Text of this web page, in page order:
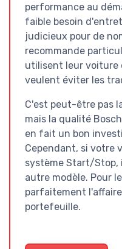
performance au
faible besoin
judicieux pour de
recommande
utilisent leur voiture
veulent éviter les
C'est peut-être pas
mais la qualité
en fait un bon
Cependant, si votre
système Start/Stop,
autre modèle. Pour
parfaitement
portefeuille.